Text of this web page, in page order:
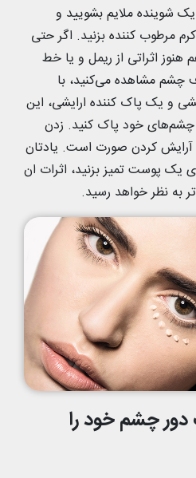
شوینده ملایم بشویید و
مرطوب کننده بزنید. اگر حتی
اثراتی از ریمل و یا خط
چشم مشاهده می‌کنید، با
و یک پاک کننده ارایشی، این
چشم‌های خود پاک کنید. زدن
آرایش کردن صورت است. یادتان
یک پوست تمیز بزنید، اثرات ان
به نظر خواهد رسید.
دور چشم خود را